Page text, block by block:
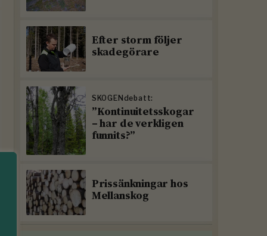
Efter storm följer
skadegörare
SKOGENdebatt:
”Kontinuitetsskogar
– har de verkligen
funnits?”
Prissänkningar hos
Mellanskog